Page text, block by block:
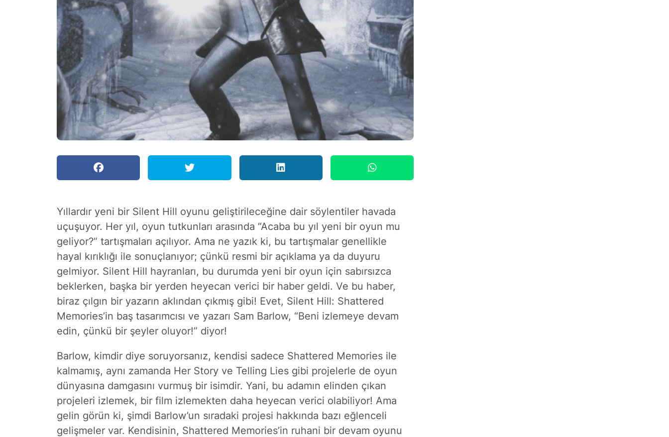
Yıllardır yeni bir Silent Hill oyunu geliştirileceğine dair söylentiler havada
uçuşuyor. Her yıl, oyun tutkunları arasında “Acaba bu yıl yeni bir oyun mu
geliyor?” tartışmaları açılıyor. Ama ne yazık ki, bu tartışmalar genellikle
hayal kırıklığı ile sonuçlanıyor; çünkü resmi bir açıklama ya da duyuru
gelmiyor. Silent Hill hayranları, bu durumda yeni bir oyun için sabırsızca
beklerken, başka bir yerden heyecan verici bir haber geldi. Ve bu haber,
biraz çılgın bir yazarın aklından çıkmış gibi! Evet, Silent Hill: Shattered
Memories’in baş tasarımcısı ve yazarı Sam Barlow, “Beni izlemeye devam
edin, çünkü bir şeyler oluyor!” diyor!
Barlow, kimdir diye soruyorsanız, kendisi sadece Shattered Memories ile
kalmamış, aynı zamanda Her Story ve Telling Lies gibi projelerle de oyun
dünyasına damgasını vurmuş bir isimdir. Yani, bu adamın elinden çıkan
projeleri izlemek, bir film izlemekten daha heyecan verici olabiliyor! Ama
gelin görün ki, şimdi Barlow’un sıradaki projesi hakkında bazı eğlenceli
gelişmeler var. Kendisinin, Shattered Memories’in ruhani bir devam oyunu